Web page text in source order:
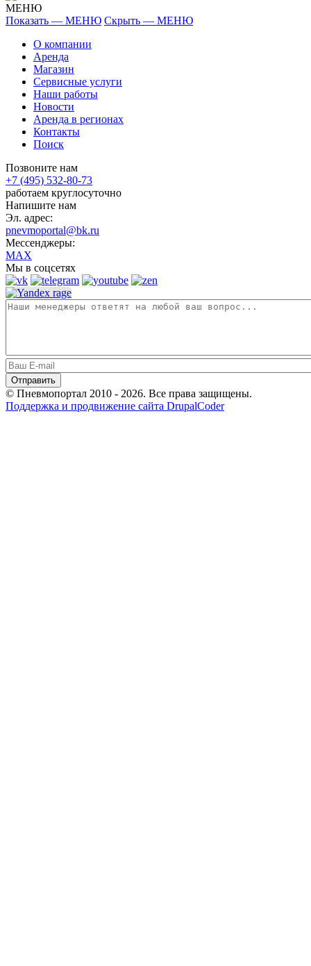
МЕНЮ
Показать — МЕНЮ Скрыть — МЕНЮ
О компании
Аренда
Магазин
Сервисные услуги
Наши работы
Новости
Аренда в регионах
Контакты
Поиск
Позвоните нам
+7 (495) 532-80-73
работаем круглосуточно
Напишите нам
Эл. адрес:
pnevmoportal@bk.ru
Мессенджеры:
MAX
Мы в соцсетях
© Пневмопортал 2010 - 2026. Все права защищены.
Поддержка и продвижение сайта DrupalCoder